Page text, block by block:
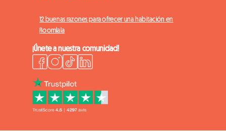
12 buenas razones para ofrecer una habitación en
Roomlala
¡Únete a nuestra comunidad!